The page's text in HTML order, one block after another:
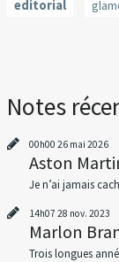
editorial
Notes
00h00 26 mai 2026
Aston
Je n’ai jamais
14h07 28 nov. 2023
Marlon
Trois longues